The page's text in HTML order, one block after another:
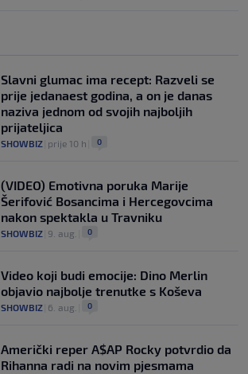
Slavni glumac ima recept: Razveli se
prije jedanaest godina, a on je danas
naziva jednom od svojih najboljih
prijateljica
SHOWBIZ prije 10 h 0
(VIDEO) Emotivna poruka Marije
Šerifović Bosancima i Hercegovcima
nakon spektakla u Travniku
SHOWBIZ 9. aug. 0
Video koji budi emocije: Dino Merlin
objavio najbolje trenutke s Koševa
SHOWBIZ 6. aug. 0
Američki reper A$AP Rocky potvrdio da
Rihanna radi na novim pjesmama